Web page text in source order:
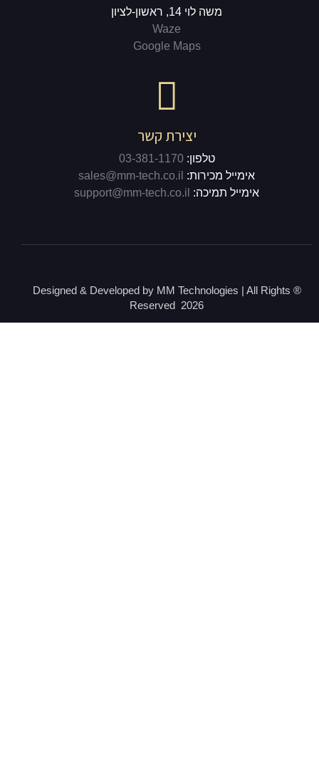
משה לוי 14, ראשון-לציון
Waze
Google Maps
יצירת קשר
טלפון:03-381-1170
אימייל מכירות: sales@mm-tech.co.il
אימייל תמיכה: support@mm-tech.co.il
® Designed & Developed by MM Technologies | All Rights
Reserved 2026